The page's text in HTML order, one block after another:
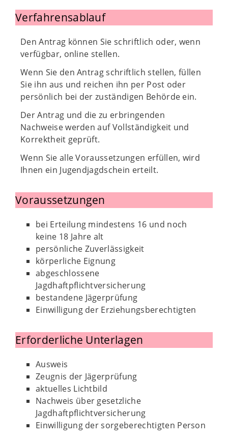
Verfahrensablauf
Den Antrag können Sie schriftlich oder, wenn
verfügbar, online stellen.
Wenn Sie den Antrag schriftlich stellen, füllen
Sie ihn aus und reichen ihn per Post oder
persönlich bei der zuständigen Behörde ein.
Der Antrag und die zu erbringenden
Nachweise werden auf Vollständigkeit und
Korrektheit geprüft.
Wenn Sie alle Voraussetzungen erfüllen, wird
Ihnen ein Jugendjagdschein erteilt.
Voraussetzungen
bei Erteilung mindestens 16 und noch
keine 18 Jahre alt
persönliche Zuverlässigkeit
körperliche Eignung
abgeschlossene
Jagdhaftpflichtversicherung
bestandene Jägerprüfung
Einwilligung der Erziehungsberechtigten
Erforderliche Unterlagen
Ausweis
Zeugnis der Jägerprüfung
aktuelles Lichtbild
Nachweis über gesetzliche
Jagdhaftpflichtversicherung
Einwilligung der sorgeberechtigten Person